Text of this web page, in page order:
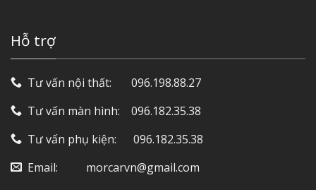
Hỗ trợ
Tư vấn nội thất: ‎ ‎ ‎ ‎ ‎ ‎ 096.198.88.27
Tư vấn màn hình: ‎ ‎ ‎ 096.182.35.38
Tư vấn phụ kiện: ‎ ‎ ‎ ‎‎ ‎ 096.182.35.38
Email: ‎ ‎ ‎ ‎ ‎ ‎ ‎ ‎ ‎ morcarvn@gmail.com